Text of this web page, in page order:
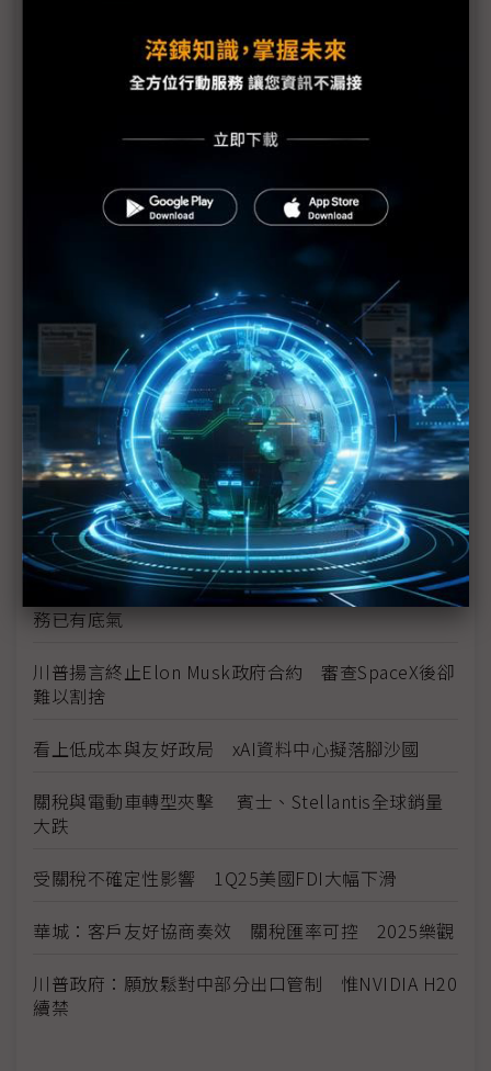
美國汽車製造量鬆動下滑 川普關稅使定價、需求成
看好HPC與AI晶片需求 愛德萬估川普關稅衝擊輕微
川普對抗中國稀土壟斷 加強深海挖礦引環團反彈
關稅保護主義助攻 美光挑戰韓廠HBM霸主地位
NVIDIA攜手台積、鴻海 4年內在美生產5千億美元AI
基建
評析：價格戰對關稅戰 車廠如何夾縫求生？
經濟部再提產業獎勵誘因 2027年累積投資上看3.6
兆
英特爾先洽蘋果、再找台積電談投資合作 力拚重返
半導體領先群
傳孫正義曾密談收購英特爾晶圓代工 陳立武翻轉業
務已有底氣
川普揚言終止Elon Musk政府合約 審查SpaceX後卻
難以割捨
看上低成本與友好政局 xAI資料中心擬落腳沙國
關稅與電動車轉型夾擊 賓士、Stellantis全球銷量
大跌
受關稅不確定性影響 1Q25美國FDI大幅下滑
華城：客戶友好協商奏效 關稅匯率可控 2025樂觀
川普政府：願放鬆對中部分出口管制 惟NVIDIA H20
續禁